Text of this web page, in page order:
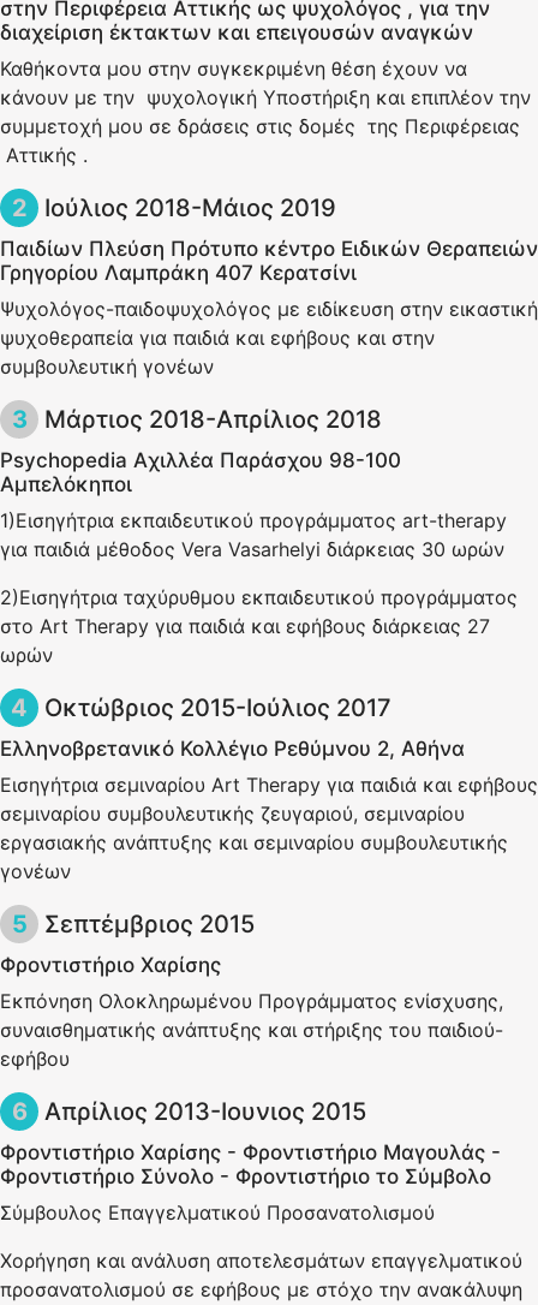
στην Περιφέρεια Αττικής ως ψυχολόγος , για την
διαχείριση έκτακτων και επειγουσών αναγκών
Καθήκοντα μου στην συγκεκριμένη θέση έχουν να
κάνουν με την ψυχολογική Υποστήριξη και επιπλέον την
συμμετοχή μου σε δράσεις στις δομές της Περιφέρειας
Αττικής .
Ιούλιος 2018-Μάιος 2019
Παιδίων Πλεύση Πρότυπο κέντρο Ειδικών Θεραπειών
Γρηγορίου Λαμπράκη 407 Κερατσίνι
Ψυχολόγος-παιδοψυχολόγος με ειδίκευση στην εικαστική
ψυχοθεραπεία για παιδιά και εφήβους και στην
συμβουλευτική γονέων
Μάρτιος 2018-Απρίλιος 2018
Psychopedia Aχιλλέα Παράσχου 98-100
Αμπελόκηποι
1)Εισηγήτρια εκπαιδευτικού προγράμματος art-therapy
για παιδιά μέθοδος Vera Vasarhelyi διάρκειας 30 ωρών
2)Εισηγήτρια ταχύρυθμου εκπαιδευτικού προγράμματος
στο Αrt Therapy για παιδιά και εφήβους διάρκειας 27
ωρών
Οκτώβριος 2015-Ιούλιος 2017
Ελληνοβρετανικό Κολλέγιο Ρεθύμνου 2, Αθήνα
Εισηγήτρια σεμιναρίου Αrt Τherapy για παιδιά και εφήβους
σεμιναρίου συμβουλευτικής ζευγαριού, σεμιναρίου
εργασιακής ανάπτυξης και σεμιναρίου συμβουλευτικής
γονέων
Σεπτέμβριος 2015
Φροντιστήριο Χαρίσης
Εκπόνηση Ολοκληρωμένου Προγράμματος ενίσχυσης,
συναισθηματικής ανάπτυξης και στήριξης του παιδιού-
εφήβου
Απρίλιος 2013-Ιουνιος 2015
Φροντιστήριο Χαρίσης - Φροντιστήριο Μαγουλάς -
Φροντιστήριο Σύνολο - Φροντιστήριο το Σύμβολο
Σύμβουλος Επαγγελματικού Προσανατολισμού
Χορήγηση και ανάλυση αποτελεσμάτων επαγγελματικού
προσανατολισμού σε εφήβους με στόχο την ανακάλυψη